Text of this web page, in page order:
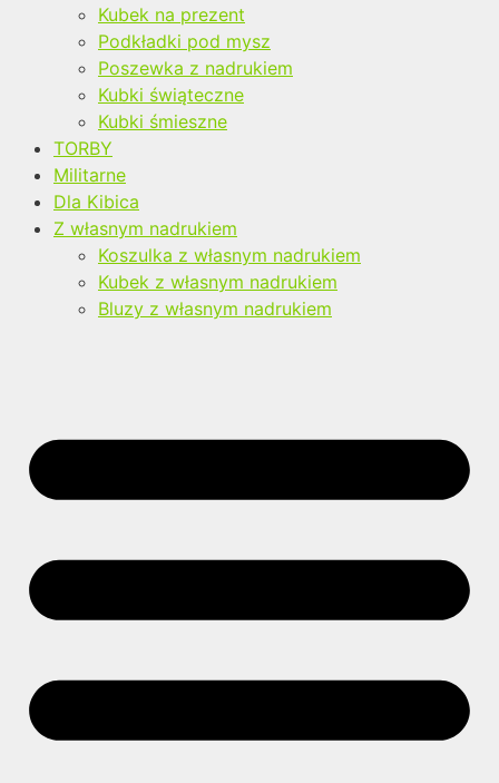
Kubek na prezent
Podkładki pod mysz
Poszewka z nadrukiem
Kubki świąteczne
Kubki śmieszne
TORBY
Militarne
Dla Kibica
Z własnym nadrukiem
Koszulka z własnym nadrukiem
Kubek z własnym nadrukiem
Bluzy z własnym nadrukiem